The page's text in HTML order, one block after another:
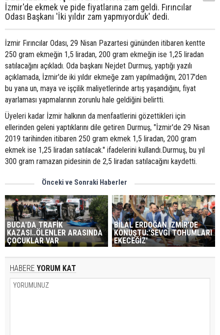
İzmir'de ekmek ve pide fiyatlarına zam geldi. Fırıncılar
Odası Başkanı 'İki yıldır zam yapmıyorduk' dedi.
İzmir Fırıncılar Odası, 29 Nisan Pazartesi gününden itibaren kentte
250 gram ekmeğin 1,5 liradan, 200 gram ekmeğin ise 1,25 liradan
satılacağını açıkladı. Oda başkanı Nejdet Durmuş, yaptığı yazılı
açıklamada, İzmir'de iki yıldır ekmeğe zam yapılmadığını, 2017'den
bu yana un, maya ve işçilik maliyetlerinde artış yaşandığını, fiyat
ayarlaması yapmalarının zorunlu hale geldiğini belirtti.
Üyeleri kadar İzmir halkının da menfaatlerini gözettikleri için
ellerinden geleni yaptıklarını dile getiren Durmuş, "İzmir'de 29 Nisan
2019 tarihinden itibaren 250 gram ekmek 1,5 liradan, 200 gram
ekmek ise 1,25 liradan satılacak." ifadelerini kullandı.Durmuş, bu yıl
300 gram ramazan pidesinin de 2,5 liradan satılacağını kaydetti.
Önceki ve Sonraki Haberler
BUCA'DA TRAFİK
KAZASI..ÖLENLER ARASINDA
ÇOCUKLAR VAR
BİLAL ERDOĞAN İZMİR'DE
KONUŞTU:'SEVGİ TOHUMLARI
EKECEĞİZ'
HABERE YORUM KAT